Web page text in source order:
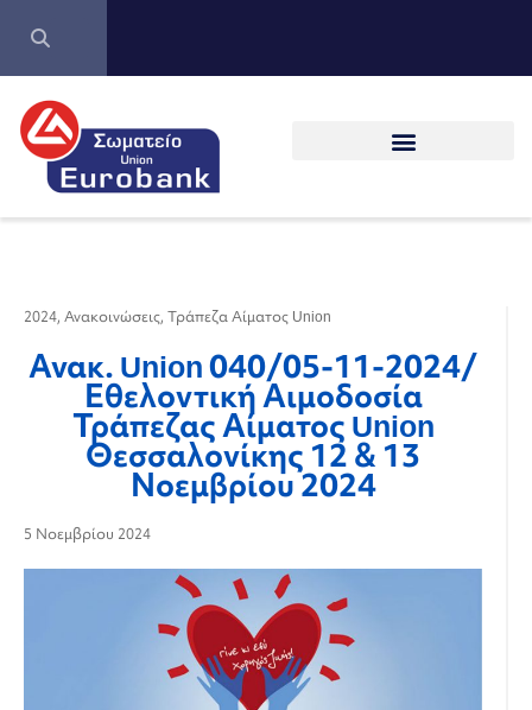
2024, Ανακοινώσεις, Τράπεζα Αίματος Union
Ανακ. Union 040/05-11-2024/
Εθελοντική Αιμοδοσία
Τράπεζας Αίματος Union
Θεσσαλονίκης 12 & 13
Νοεμβρίου 2024
5 Νοεμβρίου 2024